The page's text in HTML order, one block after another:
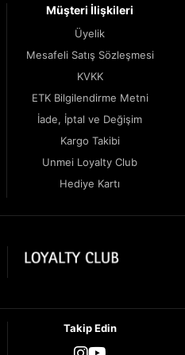
Müşteri İlişkileri
Üyelik
Mesafeli Satış Sözleşmesi
KVKK
ETK Bilgilendirme Metni
İade, İptal ve Değişim
Kargo Takibi
Unmei Loyalty Club
Hediye Kartı
Takip Edin